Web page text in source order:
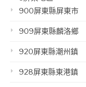
900屏東縣屏東市
909屏東縣麟洛鄉
920屏東縣潮州鎮
928屏東縣東港鎮